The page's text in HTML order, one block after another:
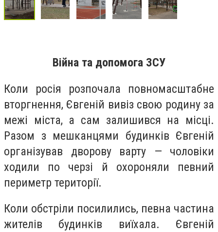
Війна та допомога ЗСУ
Коли росія розпочала повномасштабне
вторгнення, Євгеній вивіз свою родину за
межі міста, а сам залишився на місці.
Разом з мешканцями будинків Євгеній
організував дворову варту — чоловіки
ходили по черзі й охороняли певний
периметр території.
Коли обстріли посилились, певна частина
жителів будинків виїхала. Євгеній